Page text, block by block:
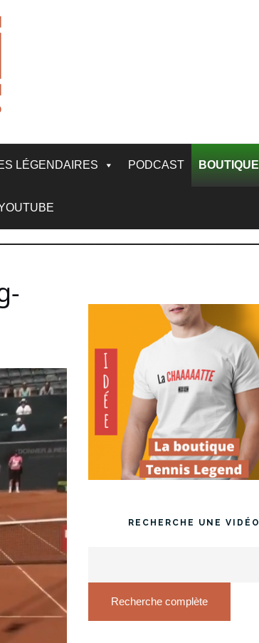
LÉGENDAIRES PODCAST BOUTIQUE
RECHERCHE UNE VIDÉO
Recherche complète